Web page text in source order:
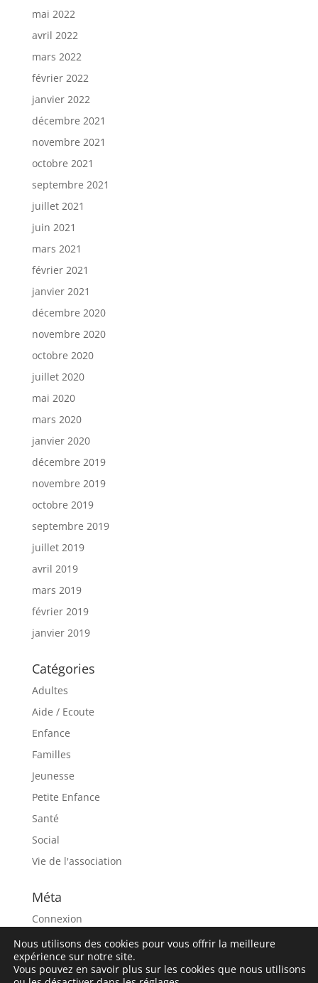
mai 2022
avril 2022
mars 2022
février 2022
janvier 2022
décembre 2021
novembre 2021
octobre 2021
septembre 2021
juillet 2021
juin 2021
mars 2021
février 2021
janvier 2021
décembre 2020
novembre 2020
octobre 2020
juillet 2020
mai 2020
mars 2020
janvier 2020
décembre 2019
novembre 2019
octobre 2019
septembre 2019
juillet 2019
avril 2019
mars 2019
février 2019
janvier 2019
Catégories
Adultes
Aide / Ecoute
Enfance
Familles
Jeunesse
Petite Enfance
Santé
Social
Vie de l'association
Méta
Connexion
Flux des publications
Flux des commentaires
Nous utilisons des cookies pour vous offrir la meilleure
expérience sur notre site.
Vous pouvez en savoir plus sur les cookies que nous utilisons